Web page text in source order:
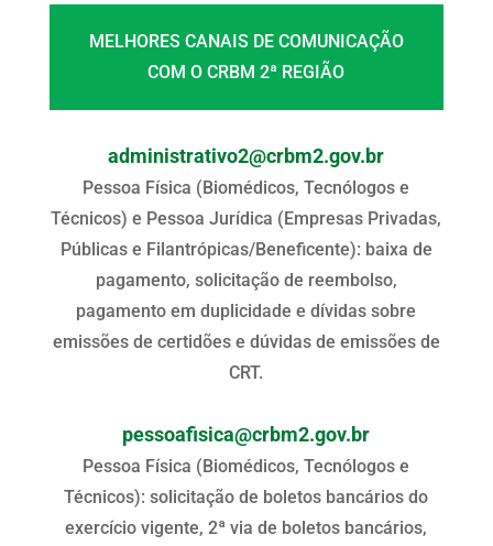
MELHORES CANAIS DE COMUNICAÇÃO
COM O CRBM 2ª REGIÃO
administrativo2@crbm2.gov.br
Pessoa Física (Biomédicos, Tecnólogos e
Técnicos) e Pessoa Jurídica (Empresas Privadas,
Públicas e Filantrópicas/Beneficente): baixa de
pagamento, solicitação de reembolso,
pagamento em duplicidade e dívidas sobre
emissões de certidões e dúvidas de emissões de
CRT.
pessoafisica@crbm2.gov.br
Pessoa Física (Biomédicos, Tecnólogos e
Técnicos): solicitação de boletos bancários do
exercício vigente, 2ª via de boletos bancários,